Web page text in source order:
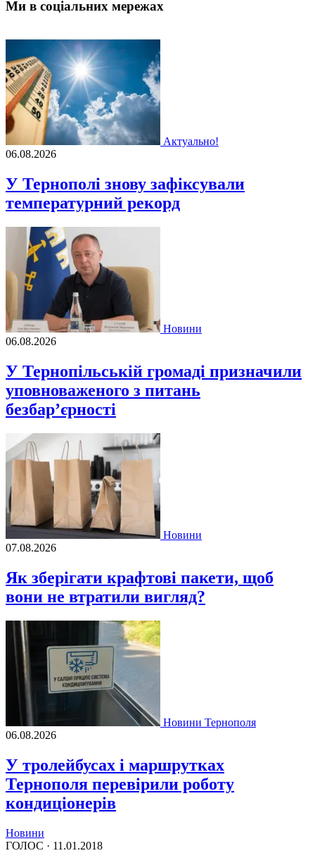
Ми в соціальних мережах
Актуально!
06.08.2026
У Тернополі знову зафіксували
температурний рекорд
Новини
06.08.2026
У Тернопільській громаді призначили
уповноваженого з питань
безбар’єрності
Новини
07.08.2026
Як зберігати крафтові пакети, щоб
вони не втратили вигляд?
Новини Тернополя
06.08.2026
У тролейбусах і маршрутках
Тернополя перевірили роботу
кондиціонерів
Новини
ГОЛОС · 11.01.2018